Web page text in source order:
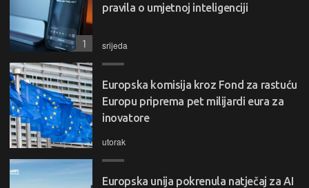
pravila o umjetnoj inteligenciji
srijeda
1
Europska komisija kroz Fond za rastuću
Europu priprema pet milijardi eura za
inovatore
utorak
Europska unija pokrenula natječaj za AI